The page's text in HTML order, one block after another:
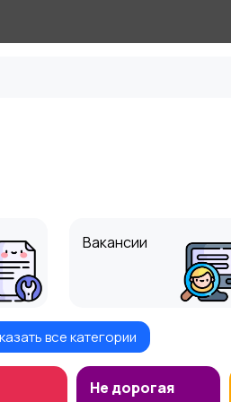
Вакансии
Хобби и развлечения
все категории
Не дорогая